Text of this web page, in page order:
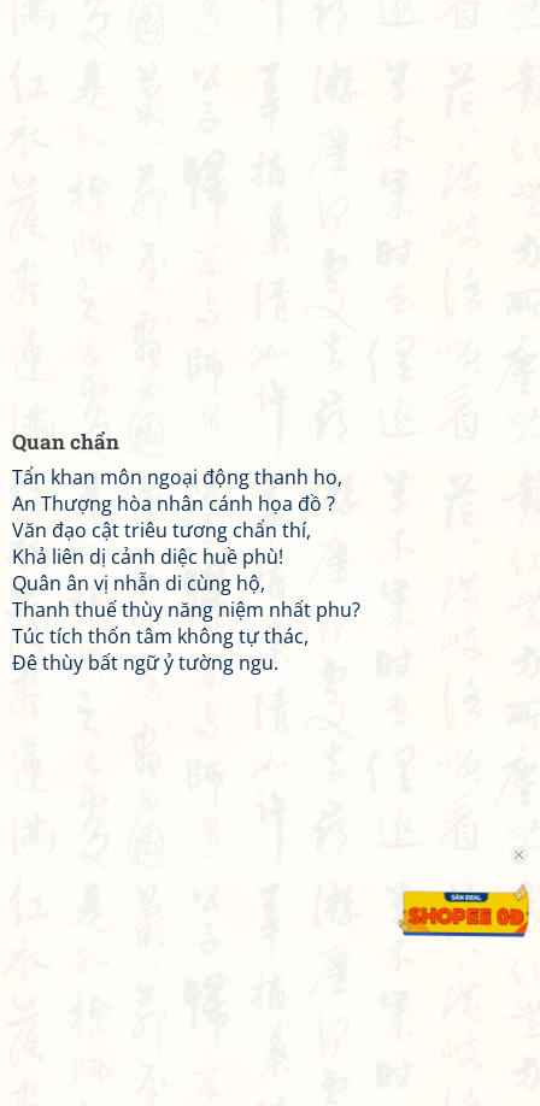
Quan chẩn
Tẩn khan môn ngoại động thanh ho,
An Thượng hòa nhân cánh họa đồ ?
Văn đạo cật triêu tương chẩn thí,
Khả liên dị cảnh diệc huề phù!
Quân ân vị nhẫn di cùng hộ,
Thanh thuế thùy năng niệm nhất phu?
Túc tích thốn tâm không tự thác,
Đê thùy bất ngữ ỷ tường ngu.